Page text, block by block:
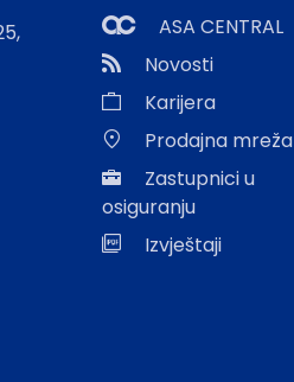
ASA CENTRAL
Novosti
Karijera
Prodajna mreža
Zastupnici u
osiguranju
Izvještaji